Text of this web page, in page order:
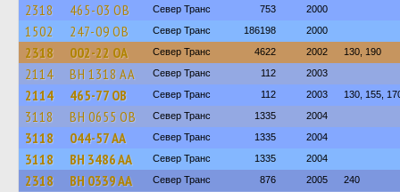
2318 465-03 ОВ Север Транс 753 2000
1502 247-09 ОВ Север Транс 186198 2000
2318 002-22 ОА Север Транс 4622 2002 130, 190
2114 BH 1318 AA Север Транс 112 2003
2114 465-77 ОВ Север Транс 112 2003 130, 155,
3118 BH 0655 OB Север Транс 1335 2004
3118 044-57 АА Север Транс 1335 2004
3118 BH 3486 AA Север Транс 1335 2004
2318 BH 0339 AA Север Транс 876 2005 240